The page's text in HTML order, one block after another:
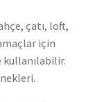
çatı, loft,
için
kullanılabilir.